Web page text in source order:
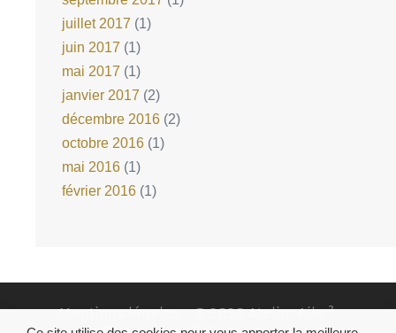
juillet 2017 (1)
juin 2017 (1)
mai 2017 (1)
janvier 2017 (2)
décembre 2016 (2)
octobre 2016 (1)
mai 2016 (1)
février 2016 (1)
Mentions légales- © 2020 Atelier Aile ².